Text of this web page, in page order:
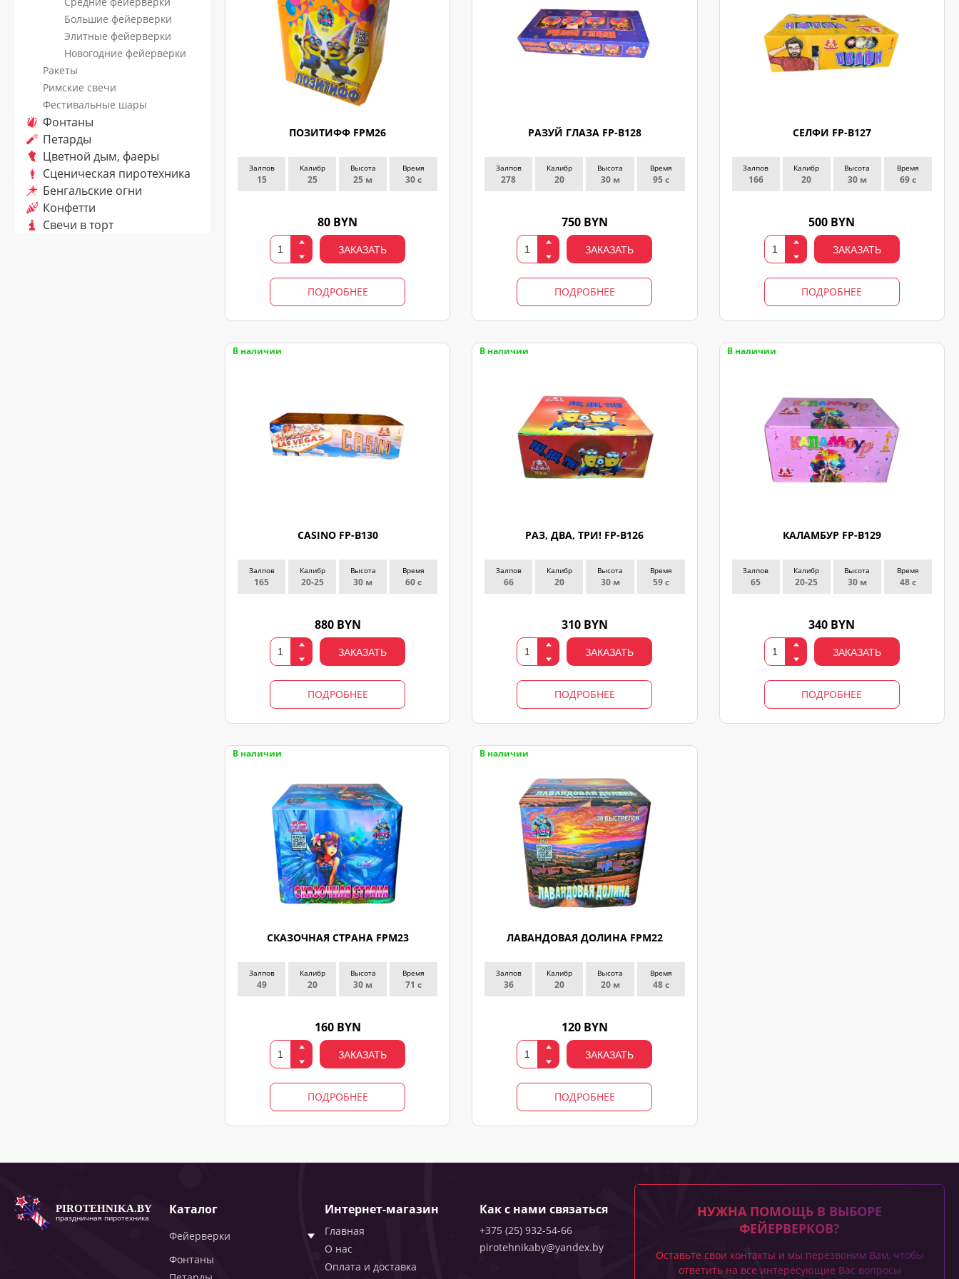
Большие фейерверки
Элитные фейерверки
Новогодние фейерверки
Ракеты
Римские свечи
Фестивальные шары
Фонтаны
Петарды
Цветной дым, фаеры
Сценическая пиротехника
Бенгальские огни
Конфетти
Свечи в торт
ПОЗИТИФФ FPM26
Залпов
15
Калибр
25
Высота
25 м
Время
30 с
80 BYN
ЗАКАЗАТЬ
ПОДРОБНЕЕ
РАЗУЙ ГЛАЗА FP-B128
Залпов
278
Калибр
20
Высота
30 м
Время
95 с
750 BYN
ЗАКАЗАТЬ
ПОДРОБНЕЕ
СЕЛФИ FP-B127
Залпов
166
Калибр
20
Высота
30 м
Время
69 с
500 BYN
ЗАКАЗАТЬ
ПОДРОБНЕЕ
В наличии
CASINO FP-B130
Залпов
165
Калибр
20-25
Высота
30 м
Время
60 с
880 BYN
ЗАКАЗАТЬ
ПОДРОБНЕЕ
В наличии
РАЗ, ДВА, ТРИ! FP-B126
Залпов
66
Калибр
20
Высота
30 м
Время
59 с
310 BYN
ЗАКАЗАТЬ
ПОДРОБНЕЕ
В наличии
КАЛАМБУР FP-B129
Залпов
65
Калибр
20-25
Высота
30 м
Время
48 с
340 BYN
ЗАКАЗАТЬ
ПОДРОБНЕЕ
В наличии
СКАЗОЧНАЯ СТРАНА FPM23
Залпов
49
Калибр
20
Высота
30 м
Время
71 с
160 BYN
ЗАКАЗАТЬ
ПОДРОБНЕЕ
В наличии
ЛАВАНДОВАЯ ДОЛИНА FPM22
Залпов
36
Калибр
20
Высота
20 м
Время
48 с
120 BYN
ЗАКАЗАТЬ
ПОДРОБНЕЕ
PIROTEHNIKA.BY
праздничная пиротехника
Каталог
Фейерверки
Фонтаны
Интернет-магазин
Главная
О нас
Оплата и доставка
Как с нами связаться
+375 (25) 932-54-66
pirotehnikaby@yandex.by
НУЖНА ПОМОЩЬ В ВЫБОРЕ
ФЕЙЕРВЕРКОВ?
Оставьте свои контакты и мы перезвоним Вам, чтобы
ответить на все интересующие Вас вопросы
ЗАКАЗ
ЗВОНКА
Оставьте
заявку